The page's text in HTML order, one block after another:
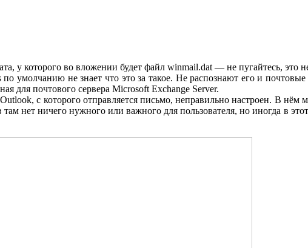
у которого во вложении будет файл winmail.dat — не пугайтесь, это
не знает что это за такое. Не распознают его и
для почтового сервера Microsoft Exchange Server.
с которого отправляется письмо, неправильно настроен. В нём
нет ничего нужного или важного для пользователя, но иногда в